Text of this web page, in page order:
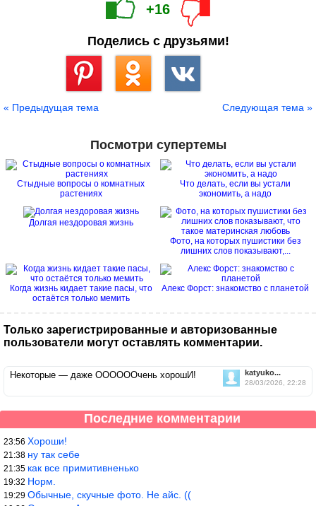
+16
Поделись с друзьями!
« Предыдущая тема Следующая тема »
Посмотри супертемы
Стыдные вопросы о комнатных
растениях
Что делать, если вы устали
экономить, а надо
Долгая нездоровая жизнь
Фото, на которых пушистики без
лишних слов показывают,...
Когда жизнь кидает такие пасы, что
остаётся только мемить
Алекс Форст: знакомство с планетой
Только зарегистрированные и авторизованные
пользователи могут оставлять комментарии.
katyuko...
28/03/2026, 22:28
Некоторые — даже ООООООчень хорошИ!
Последние комментарии
23:56 Хороши!
21:38 ну так себе
21:35 как все примитивненько
19:32 Норм.
19:29 Обычные, скучные фото. Не айс. ((